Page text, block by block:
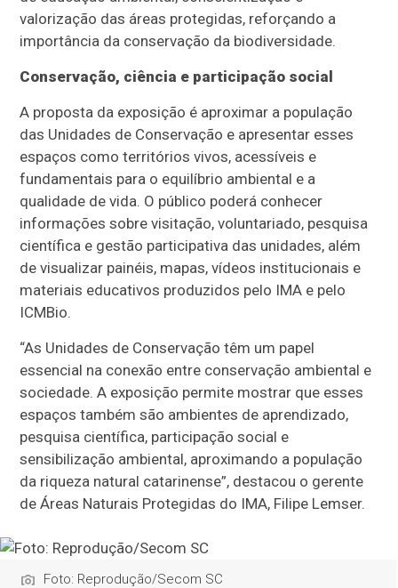
valorização das áreas protegidas, reforçando a
importância da conservação da biodiversidade.
Conservação, ciência e participação social
A proposta da exposição é aproximar a população
das Unidades de Conservação e apresentar esses
espaços como territórios vivos, acessíveis e
fundamentais para o equilíbrio ambiental e a
qualidade de vida. O público poderá conhecer
informações sobre visitação, voluntariado, pesquisa
científica e gestão participativa das unidades, além
de visualizar painéis, mapas, vídeos institucionais e
materiais educativos produzidos pelo IMA e pelo
ICMBio.
“As Unidades de Conservação têm um papel
essencial na conexão entre conservação ambiental e
sociedade. A exposição permite mostrar que esses
espaços também são ambientes de aprendizado,
pesquisa científica, participação social e
sensibilização ambiental, aproximando a população
da riqueza natural catarinense”, destacou o gerente
de Áreas Naturais Protegidas do IMA, Filipe Lemser.
Foto: Reprodução/Secom SC